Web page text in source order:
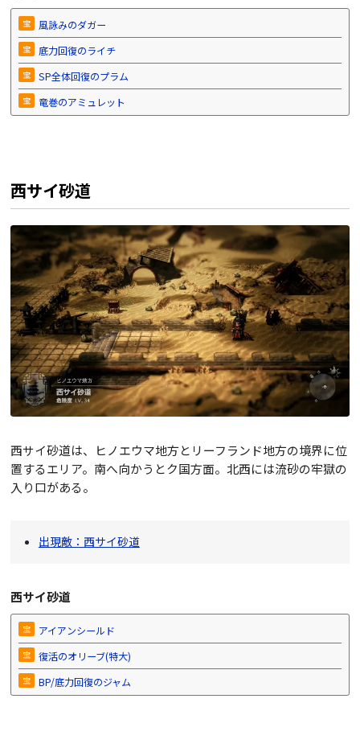
宝 風詠みのダガー
宝 底力回復のライチ
宝 SP全体回復のプラム
宝 竜巻のアミュレット
西サイ砂道
西サイ砂道は、ヒノエウマ地方とリーフランド地方の境界に位
置するエリア。南へ向かうとク国方面。北西には流砂の牢獄の
入り口がある。
出現敵：西サイ砂道
西サイ砂道
宝 アイアンシールド
宝 復活のオリーブ(特大)
宝 BP/底力回復のジャム